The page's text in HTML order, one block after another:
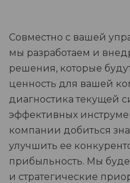
Совместно с вашей
мы разработаем и
решения, которые
ценность для вашей
диагностика текущей
эффективных
компании добиться
улучшить ее
прибыльность. Мы
и стратегические